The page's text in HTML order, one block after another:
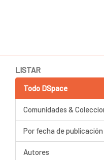
LISTAR
Todo DSpace
Comunidades &
Por fecha de publicación
Autores